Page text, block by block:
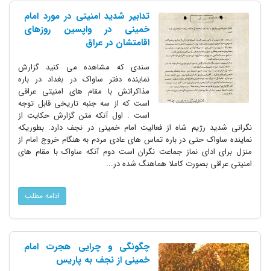
تدابیر شدید امنیتی در مورد امام
خمینی در واپسین روزهای
اقامتشان در عراق
سندی که مشاهده می کنید گزارش
نماینده دفتر ساواک در بغداد در باره
مذاکراتش با مقام های امنیتی عراقی
است که از سه جنبه تاریخی قابل توجه
است . اول آنکه متن گزارش حکایت از
نگرانی شدید رژیم شاه از فعالیت امام خمینی در نجف دارد. بطوریکه
نماینده ساواک حتی در باره تماس های عادی مردم به هنگام خروج امام از
منزل برای ادای نماز جماعت نگران است دوم آنکه ساواک با مقام های
امنیتی عراقی بصورت کاملا هماهنگ شده در...
ادامه مطلب
چگونگی و چرایی هجرت امام
خمینی از نجف به پاریس